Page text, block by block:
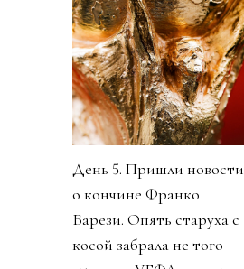
День 5. Пришли новости
о кончине Франко
Барези. Опять старуха с
косой забрала не того